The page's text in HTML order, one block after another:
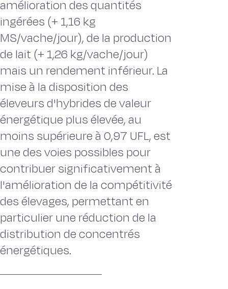
amélioration des quantités
ingérées (+ 1,16 kg
MS/vache/jour), de la production
de lait (+ 1,26 kg/vache/jour)
mais un rendement inférieur. La
mise à la disposition des
éleveurs d'hybrides de valeur
énergétique plus élevée, au
moins supérieure à 0,97 UFL, est
une des voies possibles pour
contribuer significativement à
l'amélioration de la compétitivité
des élevages, permettant en
particulier une réduction de la
distribution de concentrés
énergétiques.